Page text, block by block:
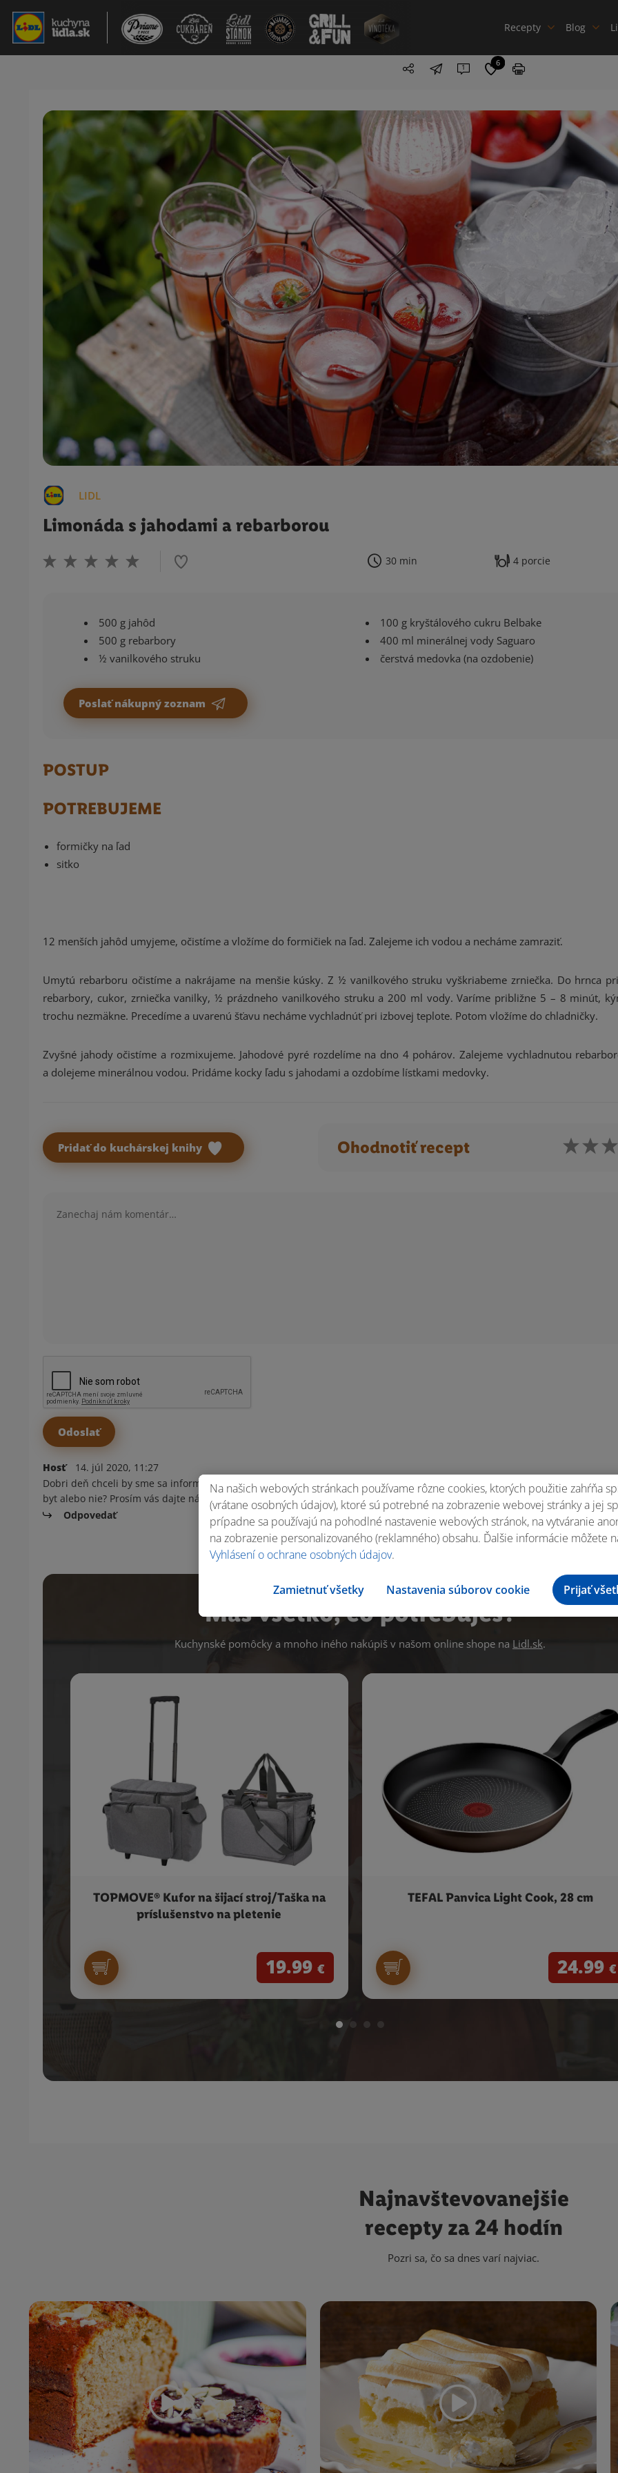
Recepty Blog
1 6
LIDL
Limonáda s jahodami a rebarborou
30 min 4 porcie
500 g jahôd
500 g rebarbory
½ vanilkového struku
100 g kryštálového cukru Belbake
400 ml minerálnej vody Saguaro
čerstvá medovka (na ozdobenie)
Poslať nákupný zoznam
POSTUP
POTREBUJEME
formičky na ľad
sitko
12 menších jahôd umyjeme, očistíme a vložíme do formičiek na ľad. Zalejeme ich vodou a necháme zamraziť.
Umytú rebarboru očistíme a nakrájame na menšie kúsky. Z ½ vanilkového struku vyškriabeme zrniečka. Do hrnca
rebarbory, cukor, zrniečka vanilky, ½ prázdneho vanilkového struku a 200 ml vody. Varíme približne 5 – 8 minút,
trochu nezmäkne. Precedíme a uvarenú šťavu necháme vychladnúť pri izbovej teplote. Potom vložíme do chladničky.
Zvyšné jahody očistíme a rozmixujeme. Jahodové pyré rozdelíme na dno 4 pohárov. Zalejeme vychladnutou
a dolejeme minerálnou vodou. Pridáme kocky ľadu s jahodami a ozdobíme lístkami medovky.
Pridať do kuchárskej knihy Ohodnotiť recept
Hosť
14. júl 2020, 11:27
Dobri deň chceli by sme sa informovať.... Včera sme si kúpili vodu saguaro jahoda neperliva a v nej niečo plave nevieme ci
byt alebo nie? Prosím vás dajte nám odpoveď
Odpovedať
Máš všetko, čo potrebuješ?
Kuchynské pomôcky a mnoho iného nakúpiš v našom online shope na Lidl.sk.
TOPMOVE® Kufor na šijací stroj/Taška na
príslušenstvo na pletenie
19.99 €
TEFAL Panvica Light Cook, 28 cm
24.99 €
Najnavštevovanejšie
recepty za 24 hodín
Pozri sa, čo sa dnes varí najviac.
Na našich webových stránkach používame rôzne cookies, ktorých použitie zahŕňa
(vrátane osobných údajov), ktoré sú potrebné na zobrazenie webovej stránky a jej
prípadne sa používajú na pohodlné nastavenie webových stránok, na vytváranie
na zobrazenie personalizovaného (reklamného) obsahu. Ďalšie informácie môžete
Vyhlásení o ochrane osobných údajov.
Zamietnuť všetky Nastavenia súborov cookie Prijať